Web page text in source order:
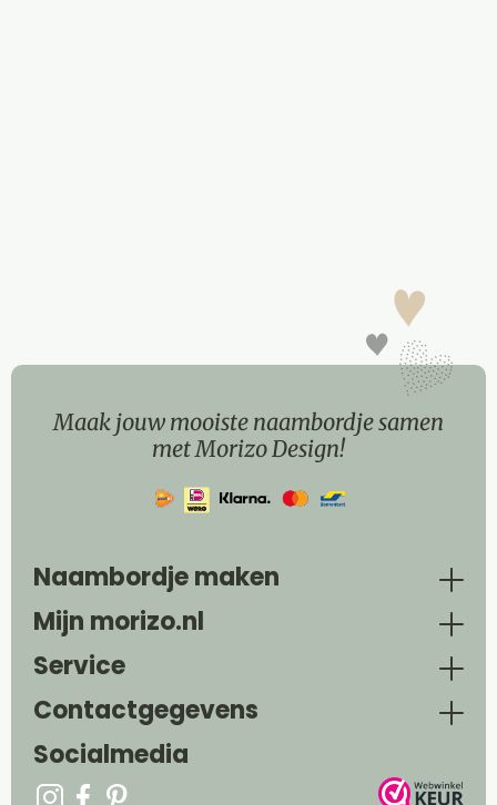
Maak jouw mooiste naambordje samen
met Morizo Design!
Naambordje maken
Mijn morizo.nl
Service
Contactgegevens
Socialmedia